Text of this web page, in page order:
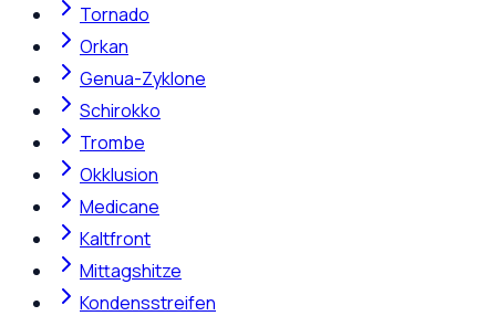
Tornado
Orkan
Genua-Zyklone
Schirokko
Trombe
Okklusion
Medicane
Kaltfront
Mittagshitze
Kondensstreifen